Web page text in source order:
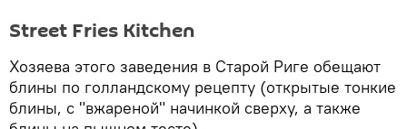
Street Fries Kitchen
Хозяева этого заведения в Старой Риге обещают
блины по голландскому рецепту (открытые тонкие
блины, с "вжареной" начинкой сверху, а также